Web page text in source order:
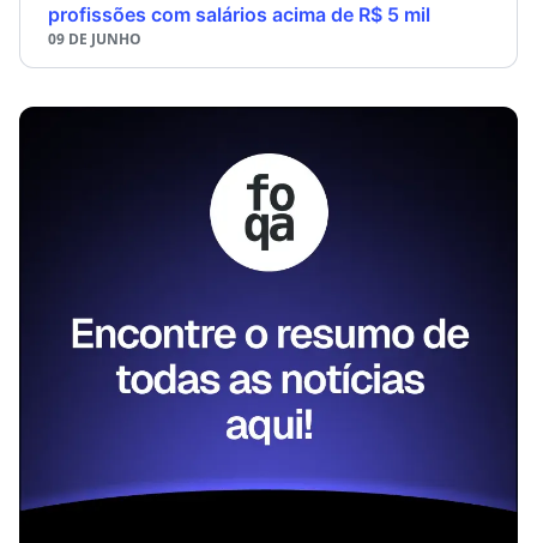
profissões com salários acima de R$ 5 mil
09 DE JUNHO